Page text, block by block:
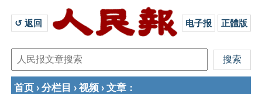
↺ 返回 电子报 正體版
首页 › 分栏目 › 视频 › 文章 ：